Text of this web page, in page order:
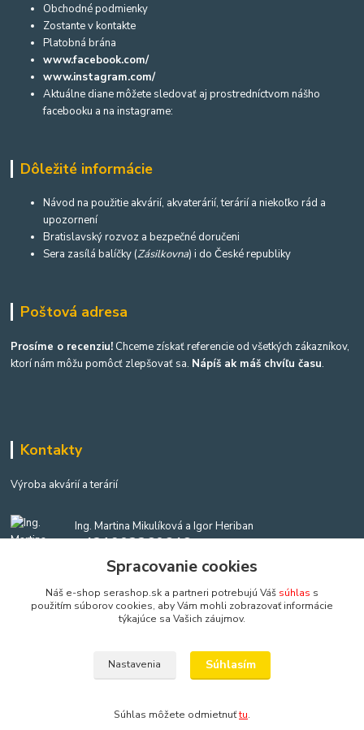
Obchodné podmienky
Zostante v kontakte
Platobná brána
www.facebook.com/
www.instagram.com/
Aktuálne diane môžete sledovať aj prostredníctvom nášho
facebooku a na instagrame:
Dôležité informácie
Návod na použitie akvárií, akvaterárií, terárií a niekoľko rád a
upozornení
Bratislavský rozvoz a bezpečné doručeni
Sera zasílá balíčky (Zásilkovna) i do České republiky
Poštová adresa
Prosíme o recenziu! Chceme získať referencie od všetkých zákazníkov,
ktorí nám môžu pomôcť zlepšovať sa. Nápíš ak máš chvíľu času.
Kontakty
Výroba akvárií a terárií
Ing. Martina Mikulíková a Igor Heriban
+421903360646
(Po-Pia, 8-16 hod.)
akvaria@akvaria.sk
Copyright: AkvaShop s.r.o. • 1999 - 2024 • IBAN: SK9583300000002201237425
Spracovanie cookies
Náš e-shop serashop.sk a partneri potrebujú Váš súhlas s
použitím súborov cookies, aby Vám mohli zobrazovať informácie
týkajúce sa Vašich záujmov.
Nastavenia Súhlasím
Súhlas môžete odmietnuťtu.